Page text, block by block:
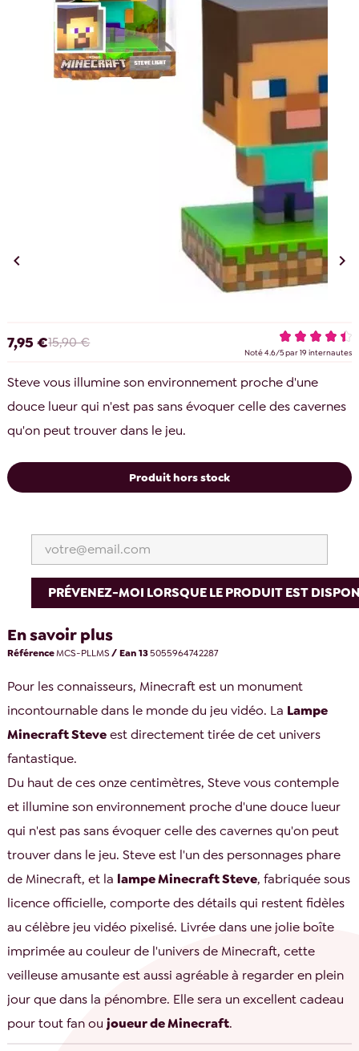
 
7,95 €15,90 €
Noté4.6/5par19 internautes
Steve vous illumine son environnement proche d'une
douce lueur qui n'est pas sans évoquer celle des cavernes
qu'on peut trouver dans le jeu.
Produit hors stock
PRÉVENEZ-MOI LORSQUE LE PRODUIT EST
En savoir plus
RéférenceMCS-PLLMS / Ean 135055964742287
Pour les connaisseurs, Minecraft est un monument
incontournable dans le monde du jeu vidéo. La Lampe
Minecraft Steveest directement tirée de cet univers
fantastique.
Du haut de ces onze centimètres, Steve vous contemple
et illumine son environnement proche d'une douce lueur
qui n'est pas sans évoquer celle des cavernes qu'on peut
trouver dans le jeu. Steve est l'un des personnages phare
de Minecraft, et la lampe Minecraft Steve, fabriquée sous
licence officielle, comporte des détails qui restent fidèles
au célèbre jeu vidéo pixelisé. Livrée dans une jolie boîte
imprimée au couleur de l'univers de Minecraft, cette
veilleuse amusante est aussi agréable à regarder en plein
jour que dans la pénombre. Elle sera un excellent cadeau
pour tout fan oujoueur de Minecraft.